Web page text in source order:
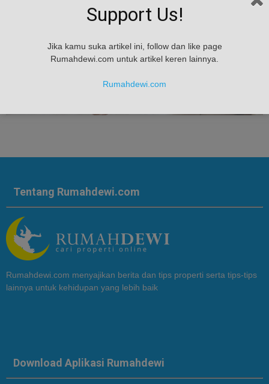
Tentang Rumahdewi.com
Rumahdewi.com menyajikan berita dan tips properti serta tips-tips
lainnya untuk kehidupan yang lebih baik
Download Aplikasi Rumahdewi
Support Us!
Jika kamu suka artikel ini, follow dan like page
Rumahdewi.com untuk artikel keren lainnya.
Rumahdewi.com